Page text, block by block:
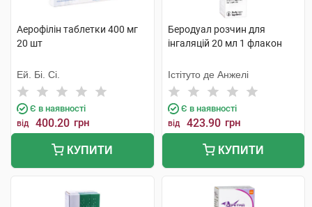
Аерофілін таблетки 400 мг
20 шт
Ей. Бі. Сі.
Є в наявності
від 400.20 грн
КУПИТИ
Беродуал розчин для
інгаляцій 20 мл 1 флакон
Істітуто де Анжелі
Є в наявності
від 423.90 грн
КУПИТИ